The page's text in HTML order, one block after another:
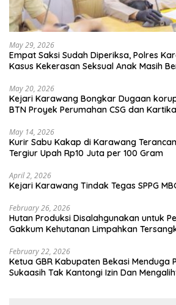
May 29, 2026
Empat Saksi Sudah Diperiksa, Polres
Kasus Kekerasan Seksual Anak Masih
May 20, 2026
Kejari Karawang Bongkar Dugaan
BTN Proyek Perumahan CSG dan
May 14, 2026
Kurir Sabu Kakap di Karawang
Tergiur Upah Rp10 Juta per 100 Gram
April 2, 2026
Kejari Karawang Tindak Tegas SPPG
February 26, 2026
Hutan Produksi Disalahgunakan untuk
Gakkum Kehutanan Limpahkan
February 22, 2026
Ketua GBR Kabupaten Bekasi Menduga
Sukaasih Tak Kantongi Izin Dan